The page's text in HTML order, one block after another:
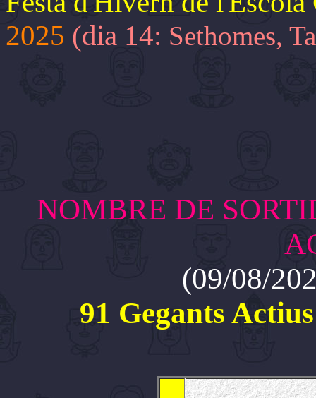
2025 (dia 14: Sethomes,
NOMBRE DE
(09/08/
91 Gegants